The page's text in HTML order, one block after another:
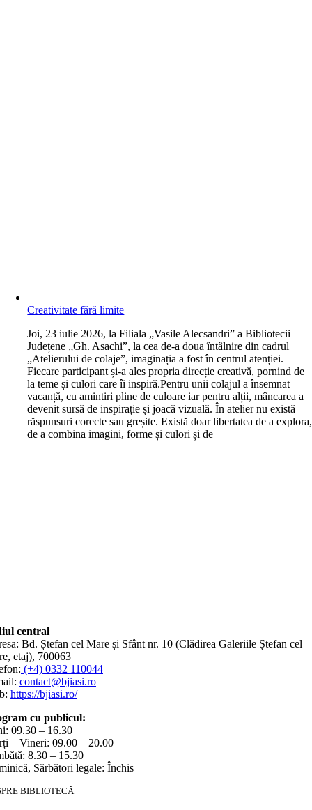
Creativitate fără limite
Joi, 23 iulie 2026, la Filiala „Vasile Alecsandri” a Bibliotecii
Județene „Gh. Asachi”, la cea de-a doua întâlnire din cadrul
„Atelierului de colaje”, imaginația a fost în centrul atenției.
Fiecare participant și-a ales propria direcție creativă, pornind de
la teme și culori care îi inspiră.Pentru unii colajul a însemnat
vacanță, cu amintiri pline de culoare iar pentru alții, mâncarea a
devenit sursă de inspirație și joacă vizuală. În atelier nu există
răspunsuri corecte sau greșite. Există doar libertatea de a explora,
de a combina imagini, forme și culori și de
central
Bd. Ștefan cel Mare și Sfânt nr. 10 (Clădirea Galeriile Ștefan cel
etaj), 700063
(+4) 0332 110044
contact@bjiasi.ro
https://bjiasi.ro/
cu publicul:
09.30 – 16.30
– Vineri: 09.00 – 20.00
8.30 – 15.30
Sărbători legale: Închis
BIBLIOTECĂ